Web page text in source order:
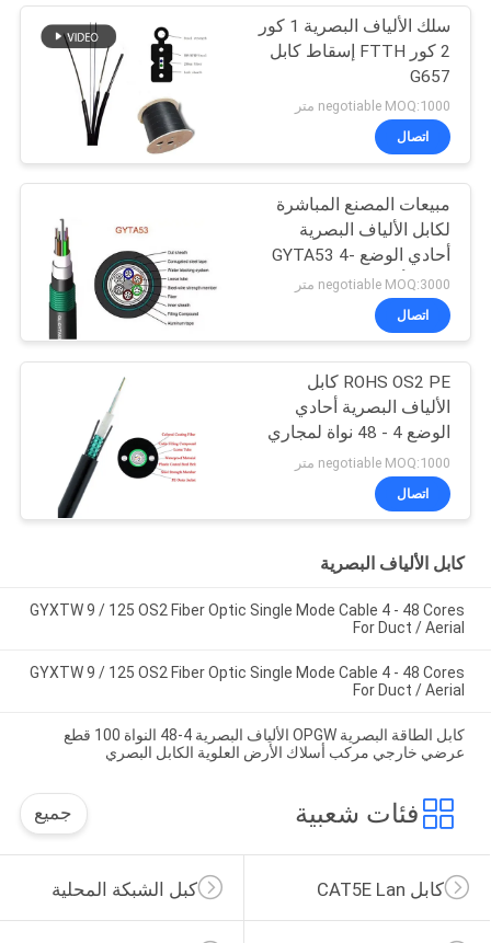
سلك الألياف البصرية 1 كور
2 كور FTTH إسقاط كابل
G657
negotiable MOQ:1000 متر
اتصال
مبيعات المصنع المباشرة
لكابل الألياف البصرية
أحادي الوضع GYTA53 4-
288 الأساسية في الهواء
الطلق المدرعة مباشرة
كابل الألياف البصرية
negotiable MOQ:3000 متر
اتصال
ROHS OS2 PE كابل
الألياف البصرية أحادي
الوضع 4 - 48 نواة لمجاري
الهواء
negotiable MOQ:1000 متر
اتصال
كابل الألياف البصرية
GYXTW 9 / 125 OS2 Fiber Optic Single Mode Cable 4 - 48 Cores
For Duct / Aerial
GYXTW 9 / 125 OS2 Fiber Optic Single Mode Cable 4 - 48 Cores
For Duct / Aerial
كابل الطاقة البصرية OPGW الألياف البصرية 4-48 النواة 100 قطع
عرضي خارجي مركب أسلاك الأرض العلوية الكابل البصري
فئات شعبية جميع
كبل الشبكة المحلية كابل CAT5E Lan